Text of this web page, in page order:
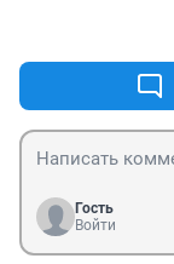
Гость
Войти